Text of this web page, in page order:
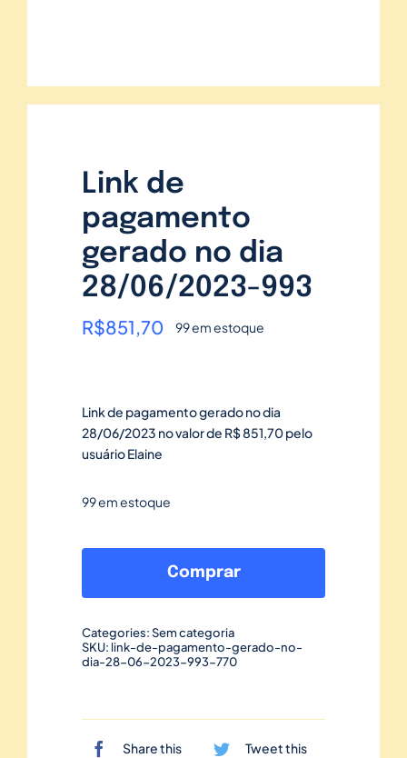
Link de
pagamento
gerado no dia
28/06/2023-993
R$851,70 99 em estoque
Link de pagamento gerado no dia
28/06/2023 no valor de R$ 851,70 pelo
usuário Elaine
99 em estoque
de
no
dia
quantidade
Comprar
Categories:Sem categoria
SKU: link-de-pagamento-gerado-no-
dia-28-06-2023-993-770
Share this
Tweet this